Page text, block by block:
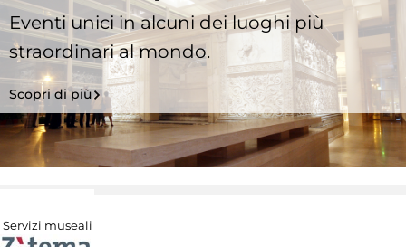
Eventi unici in alcuni dei luoghi più
straordinari al mondo.
Scopri di più
Servizi museali